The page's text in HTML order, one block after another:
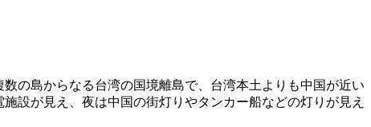
の島からなる台湾の国境離島で、台湾本土よりも中国が近い
設が見え、夜は中国の街灯りやタンカー船などの灯りが見え